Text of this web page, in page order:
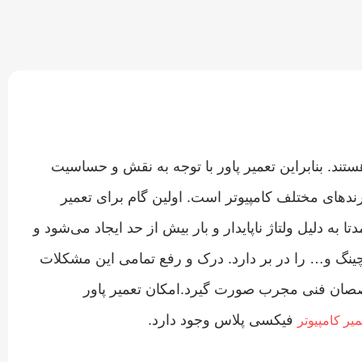
بنابراین تعمیر پاور با توجه به نقش و حساسیت
مختلف کامپیوتر
است. اولین گام برای تعمیر
دلیل ولتاژ ناپایدار و بار بیش از حد ایجاد می‌شود و
و… را در بر دارد. درک و رفع تمامی این مشکلات
فنی مجرب صورت گیرد.امکان تعمیر پاور
کامپیوتر فیکسی پلاس وجود دارد.